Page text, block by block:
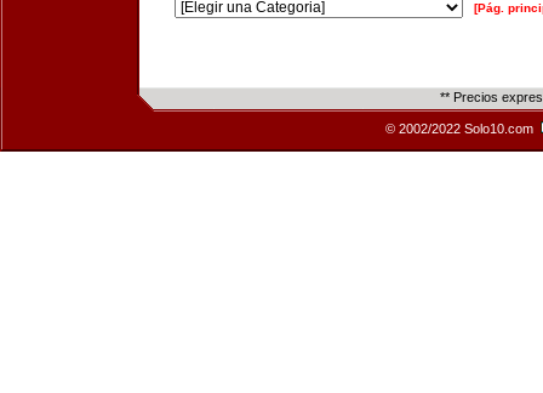
[Pág.
** Precios
© 2002/2022 Solo10.com